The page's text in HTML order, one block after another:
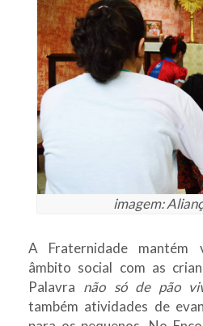
imagem:
A Fraternidade mantém
âmbito social com as
Palavra não só de pão
também atividades de